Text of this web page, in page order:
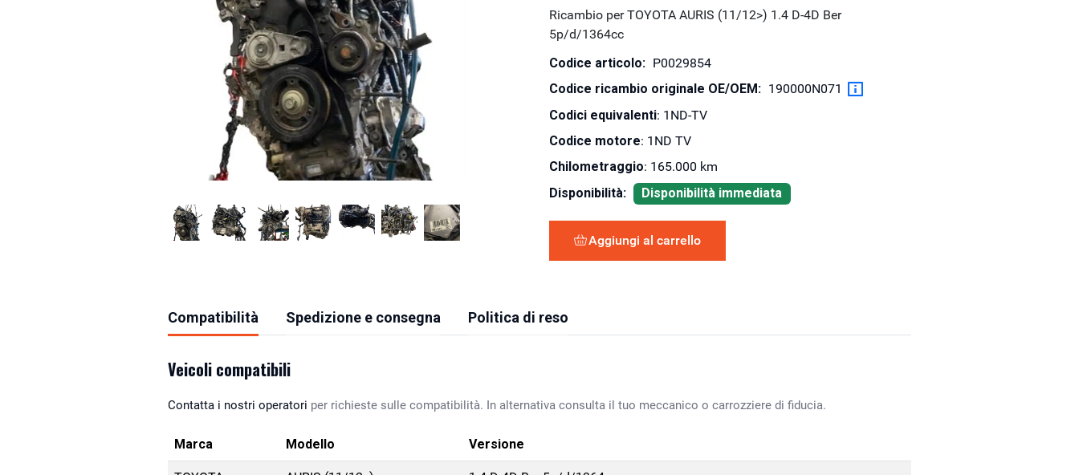
Ricambio per TOYOTA AURIS (11/12>) 1.4 D-4D Ber
5p/d/1364cc
Codice articolo: P0029854
Codice ricambio originale OE/OEM: 190000N071
Codici equivalenti: 1ND-TV
Codice motore: 1ND TV
Chilometraggio: 165.000 km
Disponibilità:
Disponibilità immediata
Aggiungi al carrello
Compatibilità Spedizione e consegna Politica di reso
Veicoli compatibili
Contatta i nostri operatori per richieste sulle compatibilità. In alternativa consulta il tuo meccanico o carrozziere di fiducia.
Marca Modello Versione